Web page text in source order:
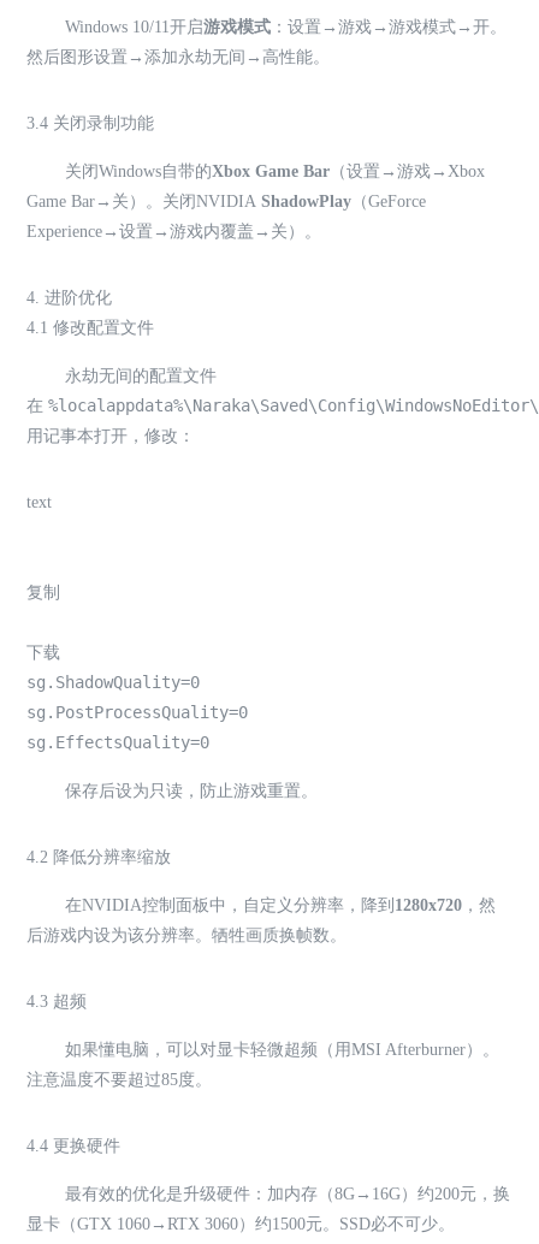
Windows 10/11开启游戏模式 ：设置→游戏→游戏模式→开。
然后图形设置→添加永劫无间→高性能。
3.4 关闭录制功能
关闭Windows自带的Xbox Game Bar （设置→游戏→Xbox
Game Bar→关）。关闭NVIDIAShadowPlay （GeForce
Experience→设置→游戏内覆盖→关）。
4. 进阶优化
4.1 修改配置文件
永劫无间的配置文件
在
用记事本打开，修改：
text
复制
下载
sg.ShadowQuality=0
sg.PostProcessQuality=0
sg.EffectsQuality=0
保存后设为只读，防止游戏重置。
4.2 降低分辨率缩放
在NVIDIA控制面板中，自定义分辨率，降到 1280x720 ，然
后游戏内设为该分辨率。牺牲画质换帧数。
4.3 超频
如果懂电脑，可以对显卡轻微超频（用MSI Afterburner）。
注意温度不要超过85度。
4.4 更换硬件
最有效的优化是升级硬件：加内存（8G→16G）约200元，换
显卡（GTX 1060→RTX 3060）约1500元。SSD必不可少。